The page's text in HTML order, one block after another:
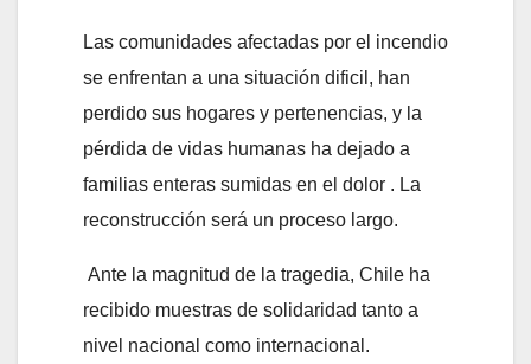
Las comunidades afectadas por el incendio
se enfrentan a una situación dificil, han
perdido sus hogares y pertenencias, y la
pérdida de vidas humanas ha dejado a
familias enteras sumidas en el dolor . La
reconstrucción será un proceso largo.
Ante la magnitud de la tragedia, Chile ha
recibido muestras de solidaridad tanto a
nivel nacional como internacional.